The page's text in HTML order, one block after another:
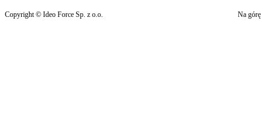
Copyright © Ideo Force Sp. z o.o. Na górę